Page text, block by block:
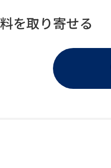
を取り寄せる